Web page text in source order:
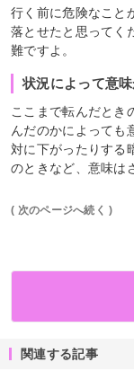
行く前に危険なこと
落とせたと思ってく
難ですよ。
状況によって意
ここまで転んだとき
んだのかによっても
対に下がったりする
のときなど、意味は
( 次のページへ続く )
関連する記事